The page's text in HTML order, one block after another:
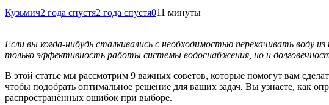
Кузьмич2 года спустя2 года спустя011 минуты
Если вы когда-нибудь сталкивались с необходимостью перекачивать воду
только эффективность работы системы водоснабжения, но и
В этой статье мы рассмотрим 9 важных советов, которые помогут вам
чтобы подобрать оптимальное решение для ваших задач. Вы узнаете, как
распространённых ошибок при выборе.